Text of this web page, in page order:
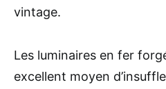
vintage.
Les luminaires en fer
excellent moyen